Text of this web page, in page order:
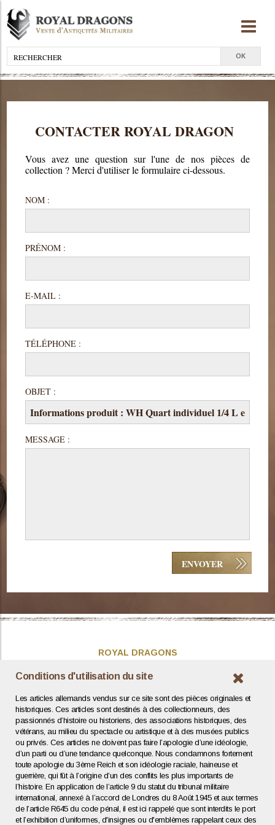
Conditions d'utilisation du site
Les articles allemands vendus sur ce site sont des pièces originales et
historiques. Ces articles sont destinés à des collectionneurs, des
passionnés d’histoire ou historiens, des associations historiques, des
vétérans, au milieu du spectacle ou artistique et à des musées publics
ou privés. Ces articles ne doivent pas faire l’apologie d’une idéologie,
d’un parti ou d’une tendance quelconque. Nous condamnons fortement
toute apologie du 3ème Reich et son idéologie raciale, haineuse et
guerrière, qui fût à l’origine d’un des conflits les plus importants de
l’histoire. En application de l’article 9 du statut du tribunal militaire
international, annexé à l’accord de Londres du 8 Août 1945 et aux termes
de l’article R645 du code pénal, il est ici rappelé que sont interdits le port
et l’exhibition d’uniformes, d'insignes ou d'emblèmes rappelant ceux des
CONTACTER ROYAL DRAGON
Vous avez une question sur l'une de nos pièces de
collection ? Merci d'utiliser le formulaire ci-dessous.
NOM :
PRÉNOM :
E-MAIL :
TÉLÉPHONE :
OBJET :
MESSAGE :
ROYAL DRAGONS
Présentation
Contact / Coordonnées
INFOS UTILES
Expertise / Estimation
Conditions générales
Mentions légales
Politique de confidentialité
Agence web : Human To Computer